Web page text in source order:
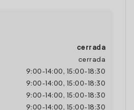
cerrada
cerrada
9:00 - 14:00 , 15:00- 18:30
9:00 - 14:00 , 15:00- 18:30
9:00 - 14:00 , 15:00- 18:30
9:00 - 14:00 , 15:00- 18:30